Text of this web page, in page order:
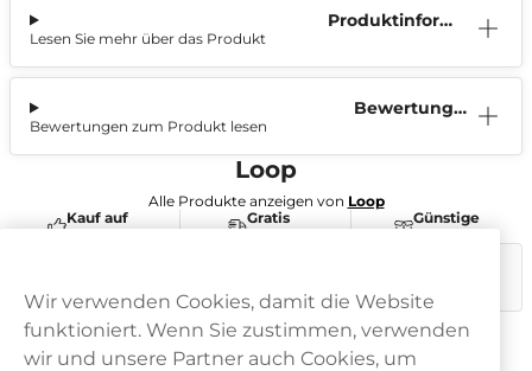
Produktinform
Lesen Sie mehr über das Produkt
Bewertunge
Bewertungen zum Produkt lesen
Loop
Alle Produkte anzeigen von Loop
Kauf auf
Rechnung
Gratis
Versand
Günstige
Preise
Wir verwenden Cookies, damit die Website
funktioniert. Wenn Sie zustimmen, verwenden
wir und unsere Partner auch Cookies, um